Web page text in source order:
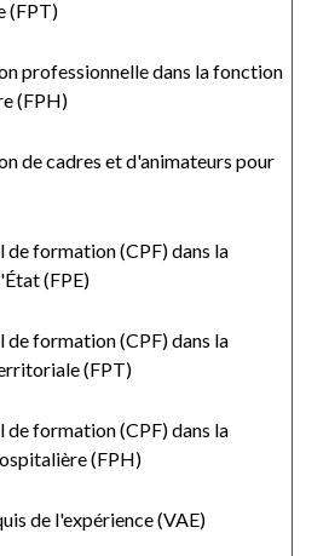
(FPT)
professionnelle dans la fonction
(FPH)
de cadres et d'animateurs pour
de formation (CPF) dans la
(FPE)
de formation (CPF) dans la
(FPT)
de formation (CPF) dans la
(FPH)
de l'expérience (VAE)